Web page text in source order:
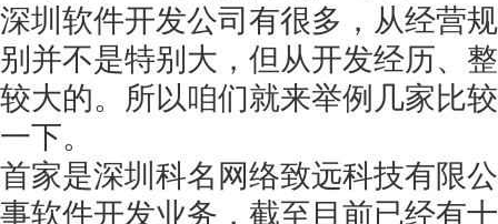
深圳软件开发公司有很多，从经营
别并不是特别大，但从开发经历、
较大的。所以咱们就来举例几家比
一下。
首家是深圳科名网络致远科技有限
事软件开发业务，截至目前已经有
扫码添加[商务总监]沟通方案
扫码沟通